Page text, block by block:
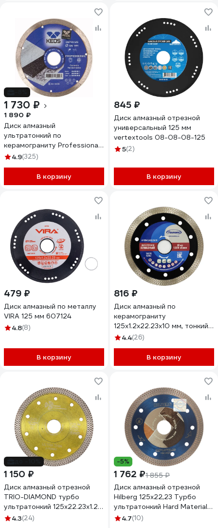
1 730 ₽
1 890 ₽
Диск алмазный
ультратонкий по
керамограниту Professional
Ultra (125х1х22.23 мм) KEOS
4.9(325)
В корзину
845 ₽
Диск алмазный отрезной
универсальный 125 мм
vertextools 08-08-08-125
5(2)
В корзину
479 ₽
Диск алмазный по металлу
VIRA 125 мм 607124
4.8(8)
В корзину
816 ₽
Диск алмазный по
керамограниту
125x1.2x22.23x10 мм, тонкий,
горячего прессования
DD0020125022005
4.4(26)
В корзину
1 150 ₽
Диск алмазный отрезной
TRIO-DIAMOND турбо
ультратонкий 125х22.23х1.2
Ultra Thin X-Turbo UTX520
4.3(24)
-5%
1 762 ₽1 855 ₽
Диск алмазный отрезной
Hilberg 125x22,23 Турбо
ультратонкий Hard Materials
X-type HM4020
4.7(10)